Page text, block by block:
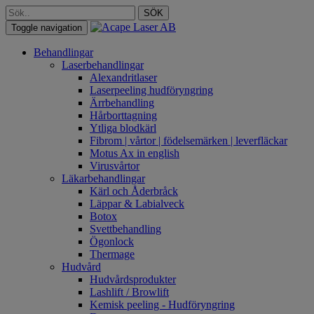
SÖK
Toggle navigation
Behandlingar
Laserbehandlingar
Alexandritlaser
Laserpeeling hudföryngring
Ärrbehandling
Hårborttagning
Ytliga blodkärl
Fibrom | vårtor | födelsemärken | leverfläckar
Motus Ax in english
Virusvårtor
Läkarbehandlingar
Kärl och Åderbråck
Läppar & Labialveck
Botox
Svettbehandling
Ögonlock
Thermage
Hudvård
Hudvårdsprodukter
Lashlift / Browlift
Kemisk peeling - Hudföryngring